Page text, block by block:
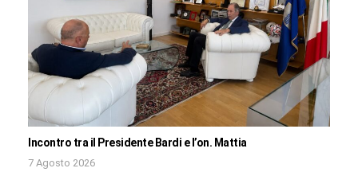
Incontro tra il Presidente Bardi e l’on. Mattia
7 Agosto 2026